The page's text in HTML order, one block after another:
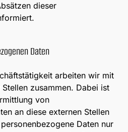
dieser
Daten
arbeiten wir mit
zusammen. Dabei ist
von
an diese externen Stellen
Daten nur